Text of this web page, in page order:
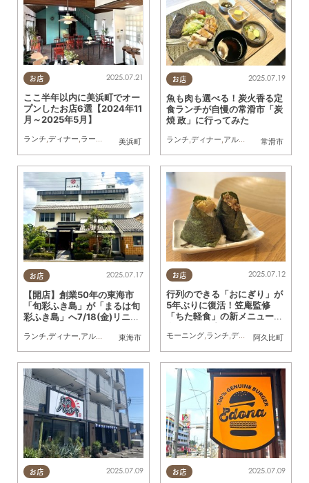
お店
美浜町
2025.07.21
ここ半年以内に美浜町でオー
プンしたお店6選【2024年11
月～2025年5月】
ランチ,ディナー,ラーメン カフェ,開店 まとめ記事
お店
常滑市
2025.07.19
魚も肉も選べる！炭火香る定
食ランチが自慢の常滑市「炭
焼 政」に行ってみた
ランチ,ディナー,アルコール ,まちネタ
お店
東海市
2025.07.17
【開店】創業50年の東海市
「旬彩ふき島」が「まるは旬
彩ふき島」へ7/18(金)リニュ
ランチ,ディナー,アルコール ,リニューアル
お店
阿久比町
2025.07.12
行列のできる「おにぎり」が
5年ぶりに復活！笠庵監修
「ちた軽食」の新メニューを
モーニング,ランチ,ディナー ,スイーツ
お店 2025.07.09 お店 2025.07.09